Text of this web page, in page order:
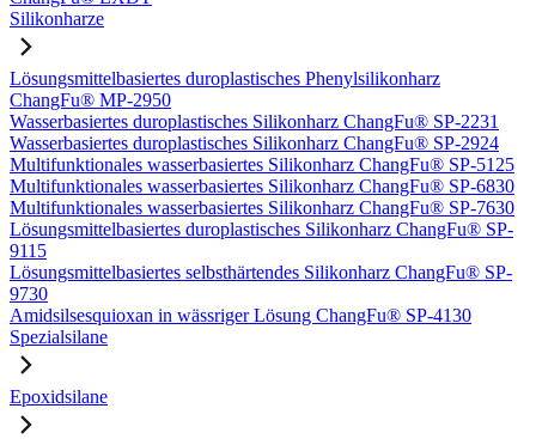
Silikonharze
Lösungsmittelbasiertes duroplastisches Phenylsilikonharz
ChangFu® MP-2950
Wasserbasiertes duroplastisches Silikonharz ChangFu® SP-2231
Wasserbasiertes duroplastisches Silikonharz ChangFu® SP-2924
Multifunktionales wasserbasiertes Silikonharz ChangFu® SP-5125
Multifunktionales wasserbasiertes Silikonharz ChangFu® SP-6830
Multifunktionales wasserbasiertes Silikonharz ChangFu® SP-7630
Lösungsmittelbasiertes duroplastisches Silikonharz ChangFu® SP-
9115
Lösungsmittelbasiertes selbsthärtendes Silikonharz ChangFu® SP-
9730
Amidsilsesquioxan in wässriger Lösung ChangFu® SP-4130
Spezialsilane
Epoxidsilane